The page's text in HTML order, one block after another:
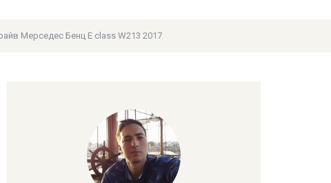
Мерседес Бенц E class W213 2017